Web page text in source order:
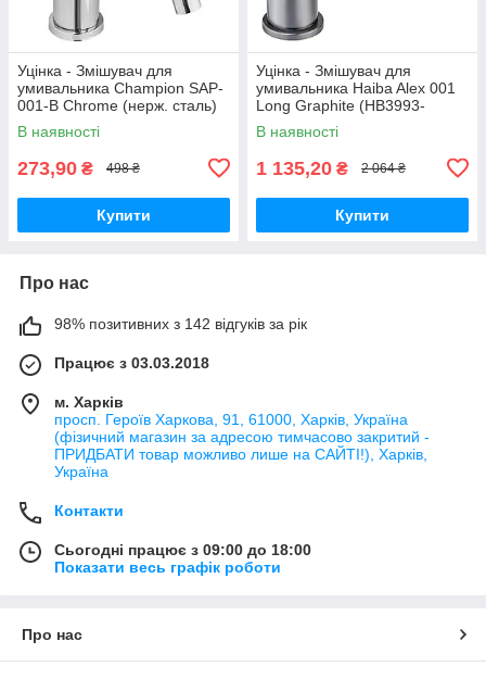
Уцінка - Змішувач для
умивальника Champion SAP-
001-B Chrome (нерж. сталь)
(CH6157-20260715-10520)
В наявності
273,90 ₴ 498 ₴
Купити
Уцінка - Змішувач для
умивальника Haiba Alex 001
Long Graphite (HB3993-
20260604-7971)
В наявності
1 135,20 ₴ 2 064 ₴
Купити
Про нас
98% позитивних з 142 відгуків за рік
Працює з 03.03.2018
м. Харків
просп. Героїв Харкова, 91, 61000, Харків, Україна
(фізичний магазин за адресою тимчасово закритий -
ПРИДБАТИ товар можливо лише на САЙТІ!), Харків,
Україна
Контакти
Сьогодні працює з 09:00 до 18:00
Показати весь графік роботи
Про нас